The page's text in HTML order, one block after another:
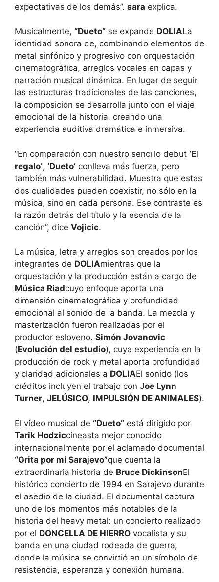
expectativas de los demás”. sara explica.
Musicalmente, “Dueto” se expande DOLIALa
identidad sonora de, combinando elementos de
metal sinfónico y progresivo con orquestación
cinematográfica, arreglos vocales en capas y
narración musical dinámica. En lugar de seguir
las estructuras tradicionales de las canciones,
la composición se desarrolla junto con el viaje
emocional de la historia, creando una
experiencia auditiva dramática e inmersiva.
“En comparación con nuestro sencillo debut ‘El
regalo’, ‘Dueto’ conlleva más fuerza, pero
también más vulnerabilidad. Muestra que estas
dos cualidades pueden coexistir, no sólo en la
música, sino en cada persona. Ese contraste es
la razón detrás del título y la esencia de la
canción”, dice Vojicic.
La música, letra y arreglos son creados por los
integrantes de DOLIAmientras que la
orquestación y la producción están a cargo de
Música Riadcuyo enfoque aporta una
dimensión cinematográfica y profundidad
emocional al sonido de la banda. La mezcla y
masterización fueron realizadas por el
productor esloveno. Simón Jovanovic
(Evolución del estudio), cuya experiencia en la
producción de rock y metal aporta profundidad
y claridad adicionales a DOLIAEl sonido (los
créditos incluyen el trabajo con Joe Lynn
Turner, JELÚSICO, IMPULSIÓN DE ANIMALES).
El vídeo musical de “Dueto” está dirigido por
Tarik Hodziccineasta mejor conocido
internacionalmente por el aclamado documental
“Grita por mí Sarajevo”que cuenta la
extraordinaria historia de Bruce DickinsonEl
histórico concierto de 1994 en Sarajevo durante
el asedio de la ciudad. El documental captura
uno de los momentos más notables de la
historia del heavy metal: un concierto realizado
por el DONCELLA DE HIERRO vocalista y su
banda en una ciudad rodeada de guerra,
donde la música se convirtió en un símbolo de
resistencia, esperanza y conexión humana.